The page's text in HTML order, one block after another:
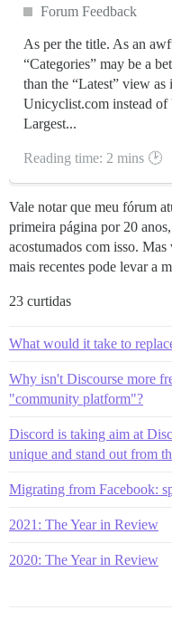
Forum Feedback
As per the title. As an
“Categories” may be a
than the “Latest” view
Unicyclist.com instead
Largest...
Reading time: 2 mins 🕑
Vale notar que meu fórum
primeira página por 20
acostumados com isso. Mas
mais recentes pode levar a
23 curtidas
What would it take to
Why isn't Discourse more
"community platform"?
Discord is taking aim at
unique and stand out from
Migrating from Facebook:
2021: The Year in Review
2020: The Year in Review